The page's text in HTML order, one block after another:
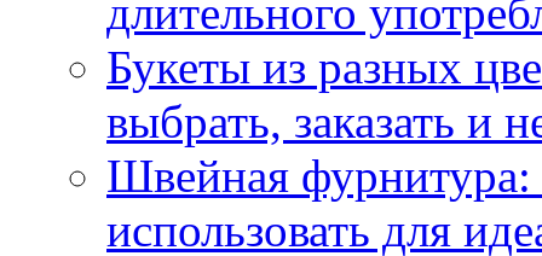
длительного
Букеты из разных
выбрать, заказать и
Швейная фурнитура:
использовать для